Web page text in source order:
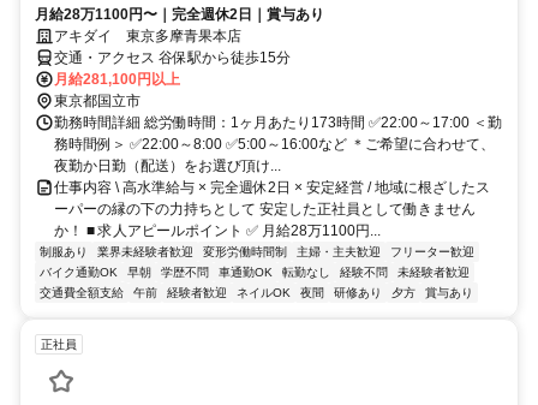
月給28万1100円〜｜完全週休2日｜賞与あり
アキダイ 東京多摩青果本店
交通・アクセス 谷保駅から徒歩15分
月給281,100円以上
東京都国立市
勤務時間詳細 総労働時間：1ヶ月あたり173時間 ✅22:00～17:00 ＜勤
務時間例＞ ✅22:00～8:00 ✅5:00～16:00など ＊ご希望に合わせて、
夜勤か日勤（配送）をお選び頂け...
仕事内容 \ 高水準給与 × 完全週休2日 × 安定経営 / 地域に根ざしたス
ーパーの縁の下の力持ちとして 安定した正社員として働きません
か！ ■ 求人アピールポイント ✅ 月給28万1100円...
制服あり 業界未経験者歓迎 変形労働時間制 主婦・主夫歓迎
フリーター歓迎
バイク通勤OK
早朝 学歴不問 車通勤OK 転勤なし 経験不問
未経験者歓迎
交通費全額支給
午前 経験者歓迎 ネイルOK 夜間 研修あり 夕方 賞与あり
正社員